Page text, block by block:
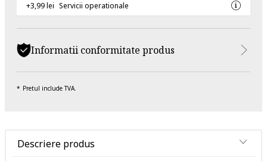
+3,99 lei Servicii operationale
Informatii conformitate produs
Pretul include TVA.
Descriere produs